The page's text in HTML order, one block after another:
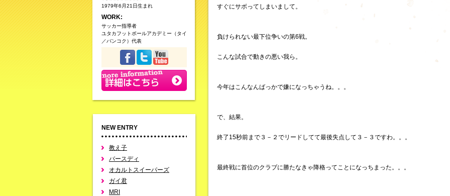
1979年6月21日生まれ
WORK:
サッカー指導者
ユタカフットボールアカデミー（タイ
／バンコク）代表
NEW ENTRY
教え子
バースディ
オカルトスイーパーズ
ガイ君
MRI
すぐにサボってしまいまして。
負けられない最下位争いの第6戦。
こんな試合で動きの悪い我ら。
今年はこんなんばっかで嫌になっちゃうね。。。
で、結果。
終了15秒前まで３－２でリードしてて最後失点して３－３ですわ。。。
最終戦に首位のクラブに勝たなきゃ降格ってことになっちまった。。。